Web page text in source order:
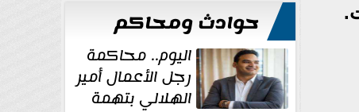
حوادث ومحاكم
اليوم.. محاكمة
رجل الأعمال أمير
الهلالي بتهمة